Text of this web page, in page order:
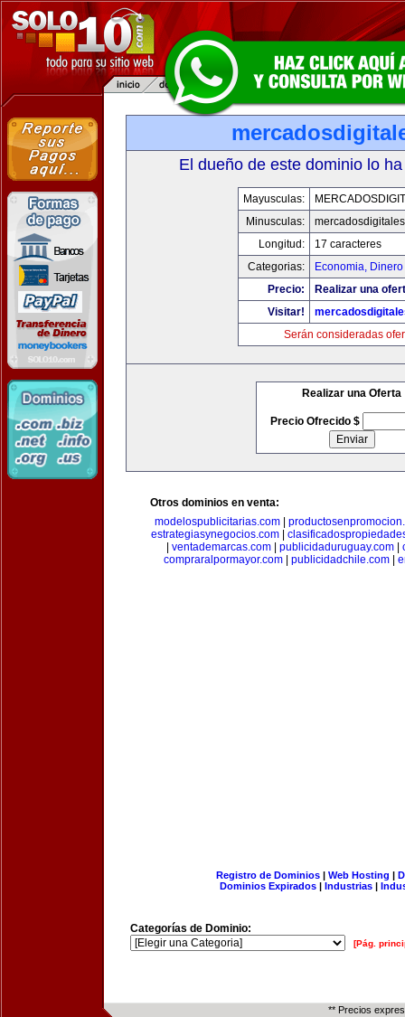
El dueño de este dominio lo
Mayusculas:
Minusculas:
Longitud:
17 caracteres
Categorias:
Economia,
Precio:
Realizar una
Visitar!
Serán consideradas
Realizar una Oferta
Precio Ofrecido $
Otros dominios en venta:
modelospublicitarias.com
estrategiasynegocios.com|
ventademarcas.com publicidaduruguay.com
compraralpormayor.com| publicidadchile.com|
Registro de Dominios| Web Hosting |
Dominios Expirados | Industrias |
Categorías de Dominio:
[Pág.
** Precios